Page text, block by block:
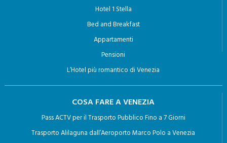
Hotel 1 Stella
Bed and Breakfast
Appartamenti
Pensioni
L’Hotel più romantico di Venezia
COSA FARE A VENEZIA
Pass ACTV per il Trasporto Pubblico Fino a 7 Giorni
Trasporto Alilaguna dall’Aeroporto Marco Polo a Venezia